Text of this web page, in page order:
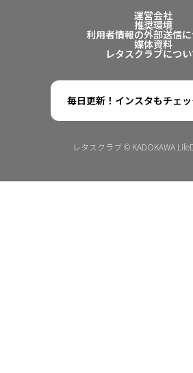
運営会社
推奨環境
利用者情報の外部送信
媒体資料
レタスクラブにつ
毎日更新！インスタもチェッ
レタスクラブ © KADOKAWA